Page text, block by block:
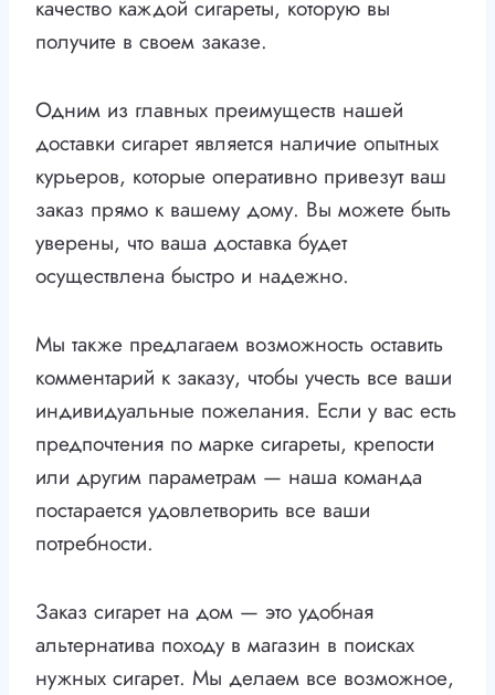
качество каждой сигареты, которую вы
получите в своем заказе.
Одним из главных преимуществ нашей
доставки сигарет является наличие опытных
курьеров, которые оперативно привезут ваш
заказ прямо к вашему дому. Вы можете быть
уверены, что ваша доставка будет
осуществлена быстро и надежно.
Мы также предлагаем возможность оставить
комментарий к заказу, чтобы учесть все ваши
индивидуальные пожелания. Если у вас есть
предпочтения по марке сигареты, крепости
или другим параметрам — наша команда
постарается удовлетворить все ваши
потребности.
Заказ сигарет на дом — это удобная
альтернатива походу в магазин в поисках
нужных сигарет. Мы делаем все возможное,